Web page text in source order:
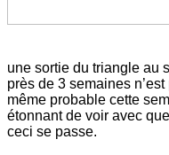
une sortie du triangle au
près de 3 semaines
même probable cette
étonnant de voir avec
ceci se passe.